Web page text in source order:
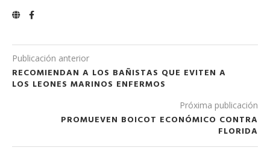
Publicación anterior
RECOMIENDAN A LOS BAÑISTAS QUE EVITEN A
LOS LEONES MARINOS ENFERMOS
Próxima publicación
PROMUEVEN BOICOT ECONÓMICO CONTRA
FLORIDA